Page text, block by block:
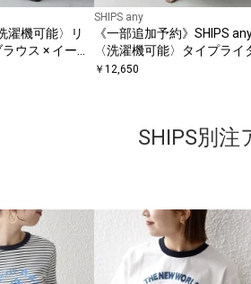
濯機可能〉リ
ウス × イージ
アップ
SHIPS any
《一部追加予約》SHIPS
〈洗濯機可能〉タイプライ
ー ボリューム シャツ ワンピ
￥ 12,650
SHIPS別注